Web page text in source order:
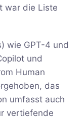
war die Liste
wie GPT-4 und
und
Human
das
umfasst auch
vertiefende